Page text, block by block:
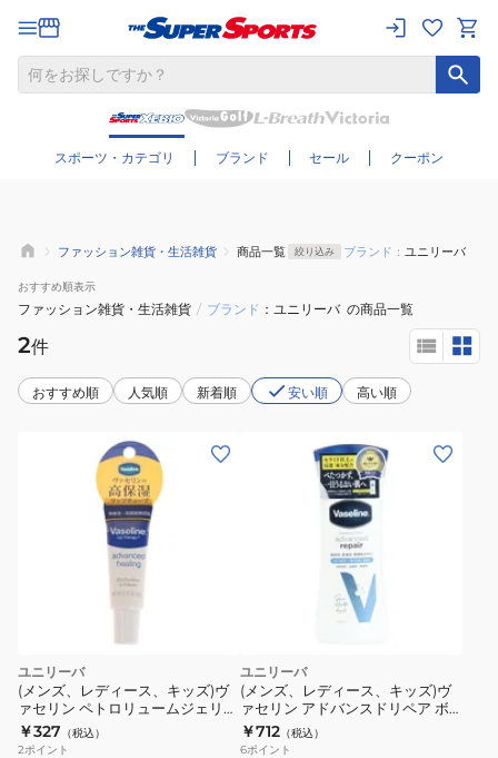
スポーツ・カテゴリ ブランド セール クーポン
さらに絞り込む
ファッション雑貨・生活雑貨 商品一覧 絞り込み ブランド： ユニリーバ
おすすめ順表示
ファッション雑貨・生活雑貨 / ブランド ユニリーバ の商品一覧
2件
おすすめ順 人気順 新着順 安い順 高い順
ユニリーバ
(メンズ、レディース、キッズ)ヴ
ァセリン ペトロリュームジェリー
リップ 10g 6262
￥327 （税込）
2ポイント
ユニリーバ
(メンズ、レディース、キッズ)ヴ
ァセリン アドバンスドリペア ボ
ディローション 無香料 200ml
￥712 （税込）
6ポイント